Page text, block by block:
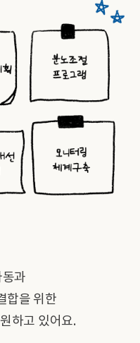
과
합을 위한
하고 있어요.